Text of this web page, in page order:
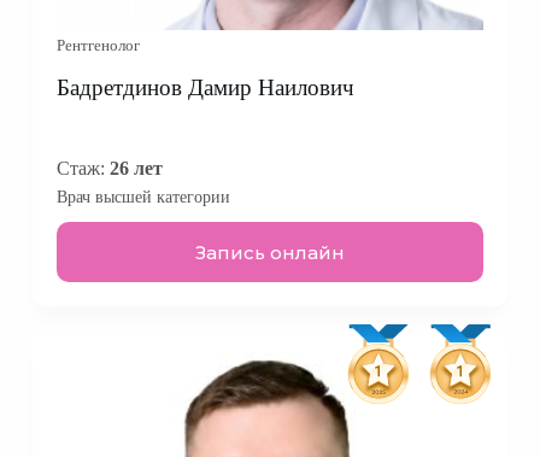
Рентгенолог
Бадретдинов Дамир Наилович
Стаж: 26 лет
Врач высшей категории
Запись онлайн